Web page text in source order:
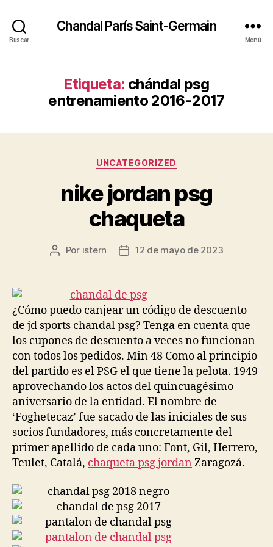
Buscar
Chandal París Saint-Germain
Menú
Etiqueta: chándal psg
entrenamiento 2016-2017
Categorías
UNCATEGORIZED
nike jordan psg
chaqueta
Autor
entrada
Por istern
Fecha
entrada
12 de mayo de 2023
¿Cómo puedo canjear un código de descuento
de jd sports chandal psg? Tenga en cuenta que
los cupones de descuento a veces no funcionan
con todos los pedidos. Min 48 Como al principio
del partido es el PSG el que tiene la pelota. 1949
aprovechando los actos del quincuagésimo
aniversario de la entidad. El nombre de
‘Foghetecaz’ fue sacado de las iniciales de sus
socios fundadores, más concretamente del
primer apellido de cada uno: Font, Gil, Herrero,
Teulet, Catalá, chaqueta psg jordan Zaragozá.